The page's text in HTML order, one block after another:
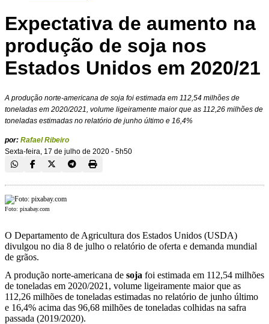
Expectativa de aumento na
produção de soja nos
Estados Unidos em 2020/21
A produção norte-americana de soja foi estimada em 112,54 milhões de
toneladas em 2020/2021, volume ligeiramente maior que as 112,26 milhões de
toneladas estimadas no relatório de junho último e 16,4%
por: Rafael Ribeiro
Sexta-feira, 17 de julho de 2020 - 5h50
Foto: pixabay.com
O Departamento de Agricultura dos Estados Unidos (USDA)
divulgou no dia 8 de julho o relatório de oferta e demanda mundial
de grãos.
A produção norte-americana de soja foi estimada em 112,54 milhões
de toneladas em 2020/2021, volume ligeiramente maior que as
112,26 milhões de toneladas estimadas no relatório de junho último
e 16,4% acima das 96,68 milhões de toneladas colhidas na safra
passada (2019/2020).